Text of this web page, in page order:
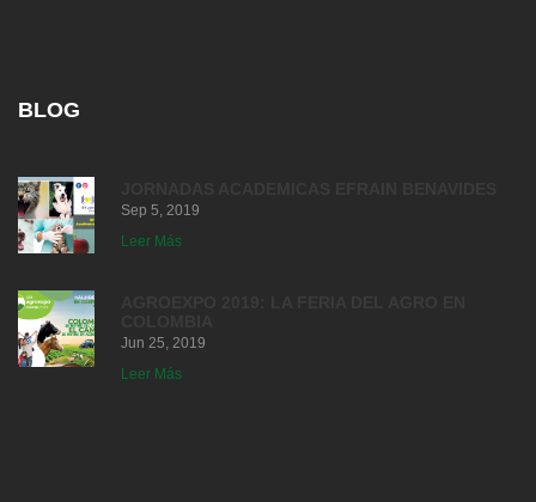
BLOG
Sep 5, 2019
Leer Más
Jun 25, 2019
Leer Más